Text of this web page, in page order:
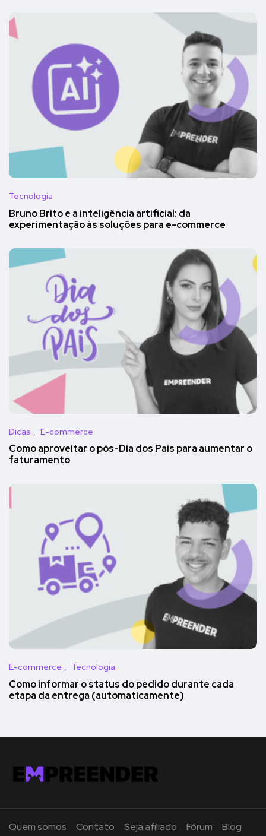
Tecnologia
Bruno Brito e a inteligência artificial: da
experimentação às soluções para e-commerce
Dicas E-commerce
Como aproveitar o pós-Dia dos Pais para aumentar o
faturamento
E-commerce Tecnologia
Como informar o status do pedido durante cada
etapa da entrega (automaticamente)
Quem somos Contato Seja afiliado Fórum Blog